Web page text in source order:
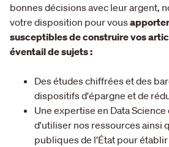
bonnes décisions avec leur argent,
votre disposition pour vous
susceptibles de construire vos
éventail de sujets :
Des études chiffrées et des
dispositifs d'épargne et de
Une expertise en Data
d'utiliser nos ressources ainsi
publiques de l'État pour